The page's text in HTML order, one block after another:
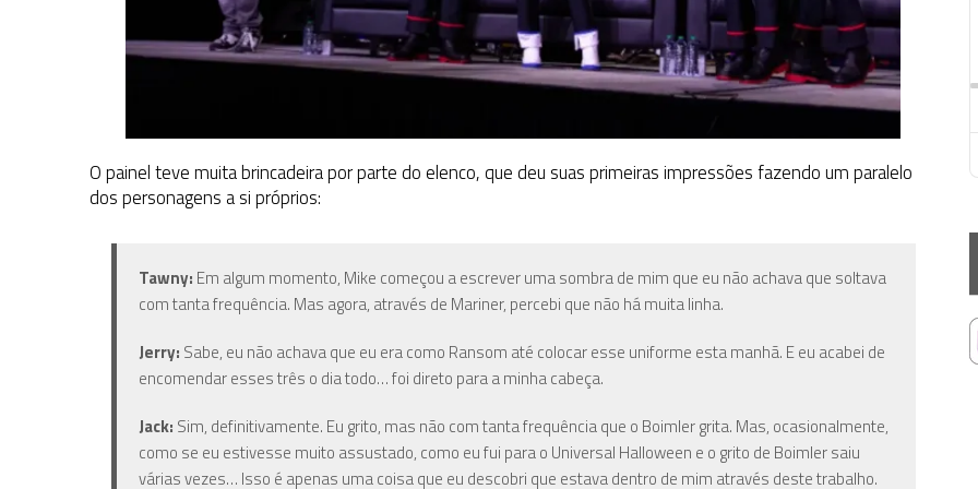
O painel teve muita brincadeira por parte do elenco, que deu suas primeiras impressões fazendo um paralelo
dos personagens a si próprios:
Tawny: Em algum momento, Mike começou a escrever uma sombra de mim que eu não achava que soltava
com tanta frequência. Mas agora, através de Mariner, percebi que não há muita linha.
Jerry: Sabe, eu não achava que eu era como Ransom até colocar esse uniforme esta manhã. E eu acabei de
encomendar esses três o dia todo… foi direto para a minha cabeça.
Jack: Sim, definitivamente. Eu grito, mas não com tanta frequência que o Boimler grita. Mas, ocasionalmente,
como se eu estivesse muito assustado, como eu fui para o Universal Halloween e o grito de Boimler saiu
várias vezes… Isso é apenas uma coisa que eu descobri que estava dentro de mim através deste trabalho.